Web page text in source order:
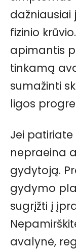
fizinio
apimantis
tinkamą
sumažinti
ligos
Jei
nepraeina
gydytoją.
gydymo
sugrįžti į
avalynė,